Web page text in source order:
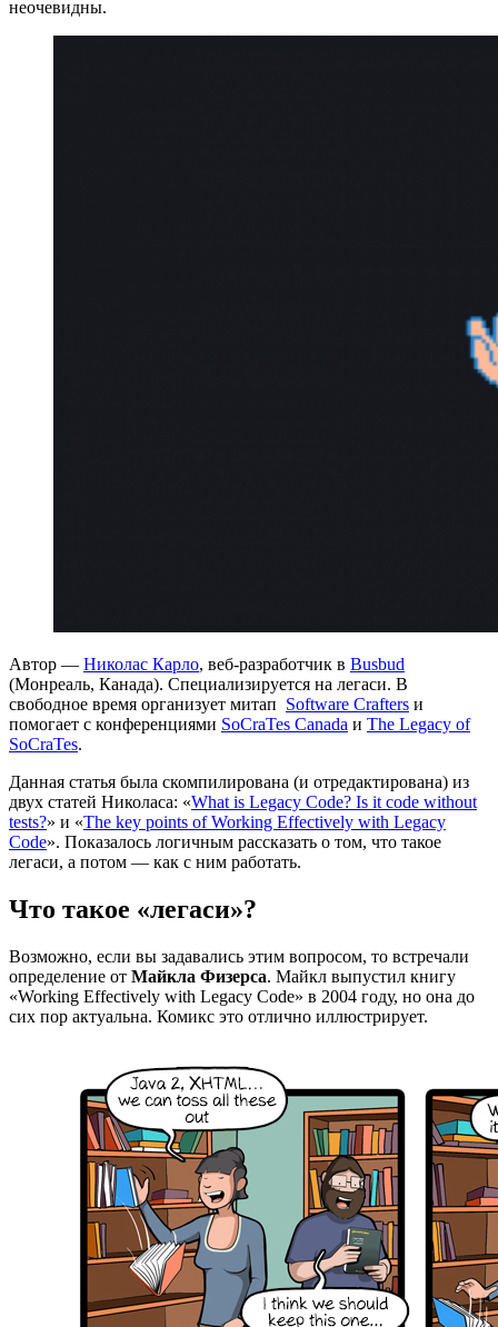
неочевидны.
Автор — Николас Карло, веб-разработчик в Busbud
(Монреаль, Канада). Специализируется на легаси. В
свободное время организует митап Software Crafters и
помогает с конференциями SoCraTes Canada и The Legacy of
SoCraTes.
Данная статья была скомпилирована (и отредактирована) из
двух статей Николаса: «What is Legacy Code? Is it code without
tests?» и «The key points of Working Effectively with Legacy
Code». Показалось логичным рассказать о том, что такое
легаси, а потом — как с ним работать.
Что такое «легаси»?
Возможно, если вы задавались этим вопросом, то встречали
определение от Майкла Физерса. Майкл выпустил книгу
«Working Effectively with Legacy Code» в 2004 году, но она до
сих пор актуальна. Комикс это отлично иллюстрирует.